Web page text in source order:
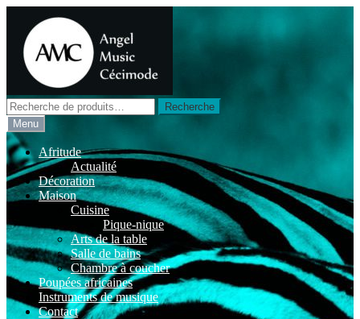
navigation
contenu
Recherche
pour :
Recherche
Menu
Afritude
Actualité
Décoration
Maison
Cuisine
Pique-nique
Arts de la table
Salle de bains
Chambre à coucher
Poupées africaines
Instruments de musique
Contact